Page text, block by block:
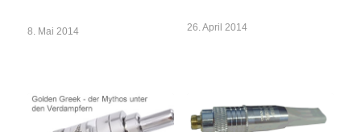
8. Mai 2014 26. April 2014